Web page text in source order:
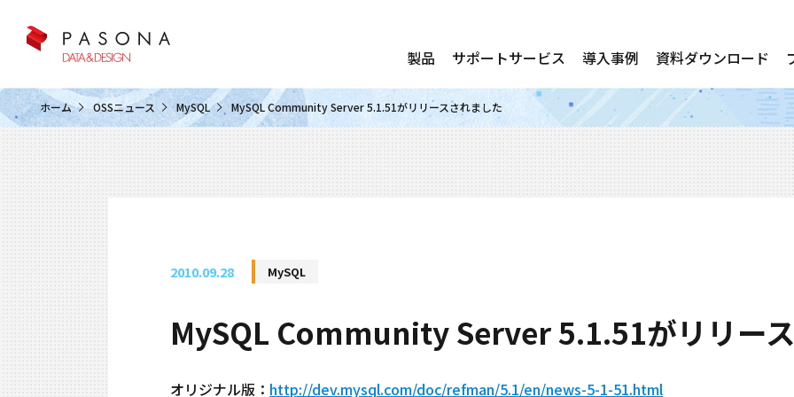
製品 サポートサービス 導入事例 資料ダウンロード
ホーム OSSニュース MySQL MySQL Community Server 5.1.51がリリースされました
2010.09.28 MySQL
MySQL Community Server 5.1.51がリリー
オリジナル版： http://dev.mysql.com/doc/refman/5.1/en/news-5-1-51.html